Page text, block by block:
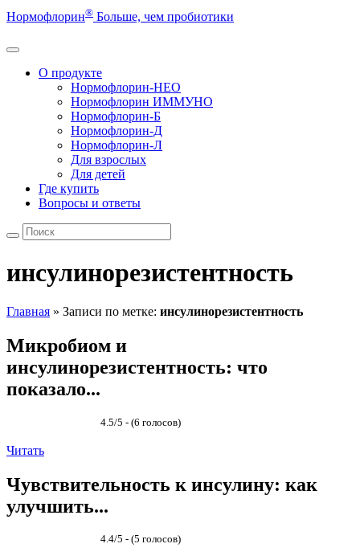
Нормофлорин® Больше, чем пробиотики
О продукте
Нормофлорин-НЕО
Нормофлорин ИММУНО
Нормофлорин-Б
Нормофлорин-Д
Нормофлорин-Л
Для взрослых
Для детей
Где купить
Вопросы и ответы
инсулинорезистентность
Главная » Записи по метке: инсулинорезистентность
Микробиом и
инсулинорезистентность: что
показало...
4.5/5 - (6 голосов)
Читать
Чувствительность к инсулину: как
улучшить...
4.4/5 - (5 голосов)